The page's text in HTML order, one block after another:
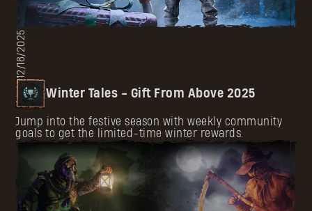
12/18/2025
Winter Tales - Gift From Above 2025
Jump into the festive season with weekly community
goals to get the limited-time winter rewards.